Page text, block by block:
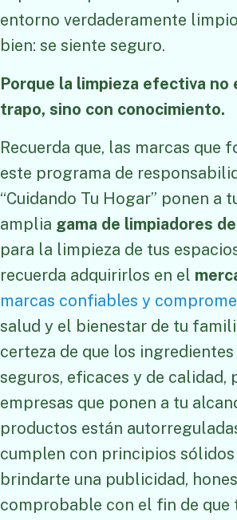
entorno verdaderamente
bien: se siente seguro.
Porque la limpieza efectiva no
trapo, sino con conocimiento.
Recuerda que, las marcas que
este programa de
“Cuidando Tu Hogar” ponen a
amplia gama de limpiadores
para la limpieza de tus
recuerda adquirirlos en el
marcas confiables y
salud y el bienestar de tu
certeza de que los
seguros, eficaces y de calidad,
empresas que ponen a tu
productos están
cumplen con principios
brindarte una publicidad,
comprobable con el fin de que